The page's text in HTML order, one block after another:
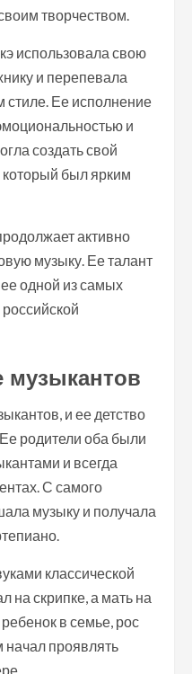
творчеством.
использовала свою
и перепевала
стиле. Ее исполнение
и
создать свой
который был ярким
активно
музыку. Ее талант
одной из самых
музыкантов
и ее детство
родители оба были
и всегда
С самого
музыку и получала
классической
на скрипке, а мать на
в семье, рос
начал проявлять